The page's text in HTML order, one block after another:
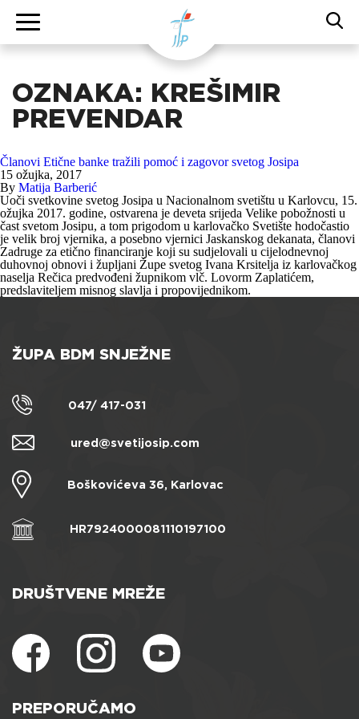
OZNAKA: KREŠIMIR
PREVENDAR
Članovi Etične banke tražili pomoć i zagovor svetog Josipa
15 ožujka, 2017
By Matija Barberić
Uoči svetkovine svetog Josipa u Nacionalnom svetištu u Karlovcu, 15.
ožujka 2017. godine, ostvarena je deveta srijeda Velike pobožnosti u
čast svetom Josipu, a tom prigodom u karlovačko Svetište hodočastio
je velik broj vjernika, a posebno vjernici Jaskanskog dekanata, članovi
Zadruge za etično financiranje koji su sudjelovali u cijelodnevnoj
duhovnoj obnovi i župljani Župe svetog Ivana Krsitelja iz karlovačkog
naselja Rečica predvođeni župnikom vlč. Lovorm Zaplatićem,
predslaviteljem misnog slavlja i propovijednikom.
ŽUPA BDM SNJEŽNE
047/ 417-031
ured@svetijosip.com
Boškovićeva 36, Karlovac
HR7924000081110197100
DRUŠTVENE MREŽE
PREPORUČAMO